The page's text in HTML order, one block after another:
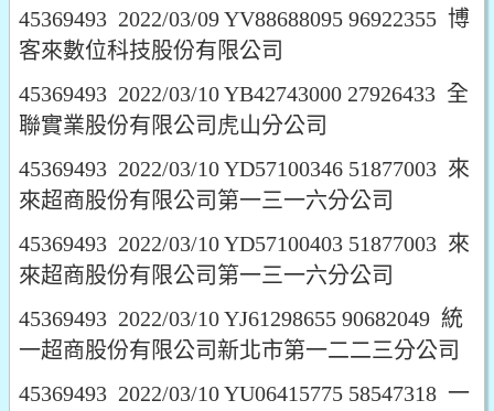
45369493 2022/03/09 YV88688095 96922355 博
客來數位科技股份有限公司
45369493 2022/03/10 YB42743000 27926433 全
聯實業股份有限公司虎山分公司
45369493 2022/03/10 YD57100346 51877003 來
來超商股份有限公司第一三一六分公司
45369493 2022/03/10 YD57100403 51877003 來
來超商股份有限公司第一三一六分公司
45369493 2022/03/10 YJ61298655 90682049 統
一超商股份有限公司新北市第一二二三分公司
45369493 2022/03/10 YU06415775 58547318 一